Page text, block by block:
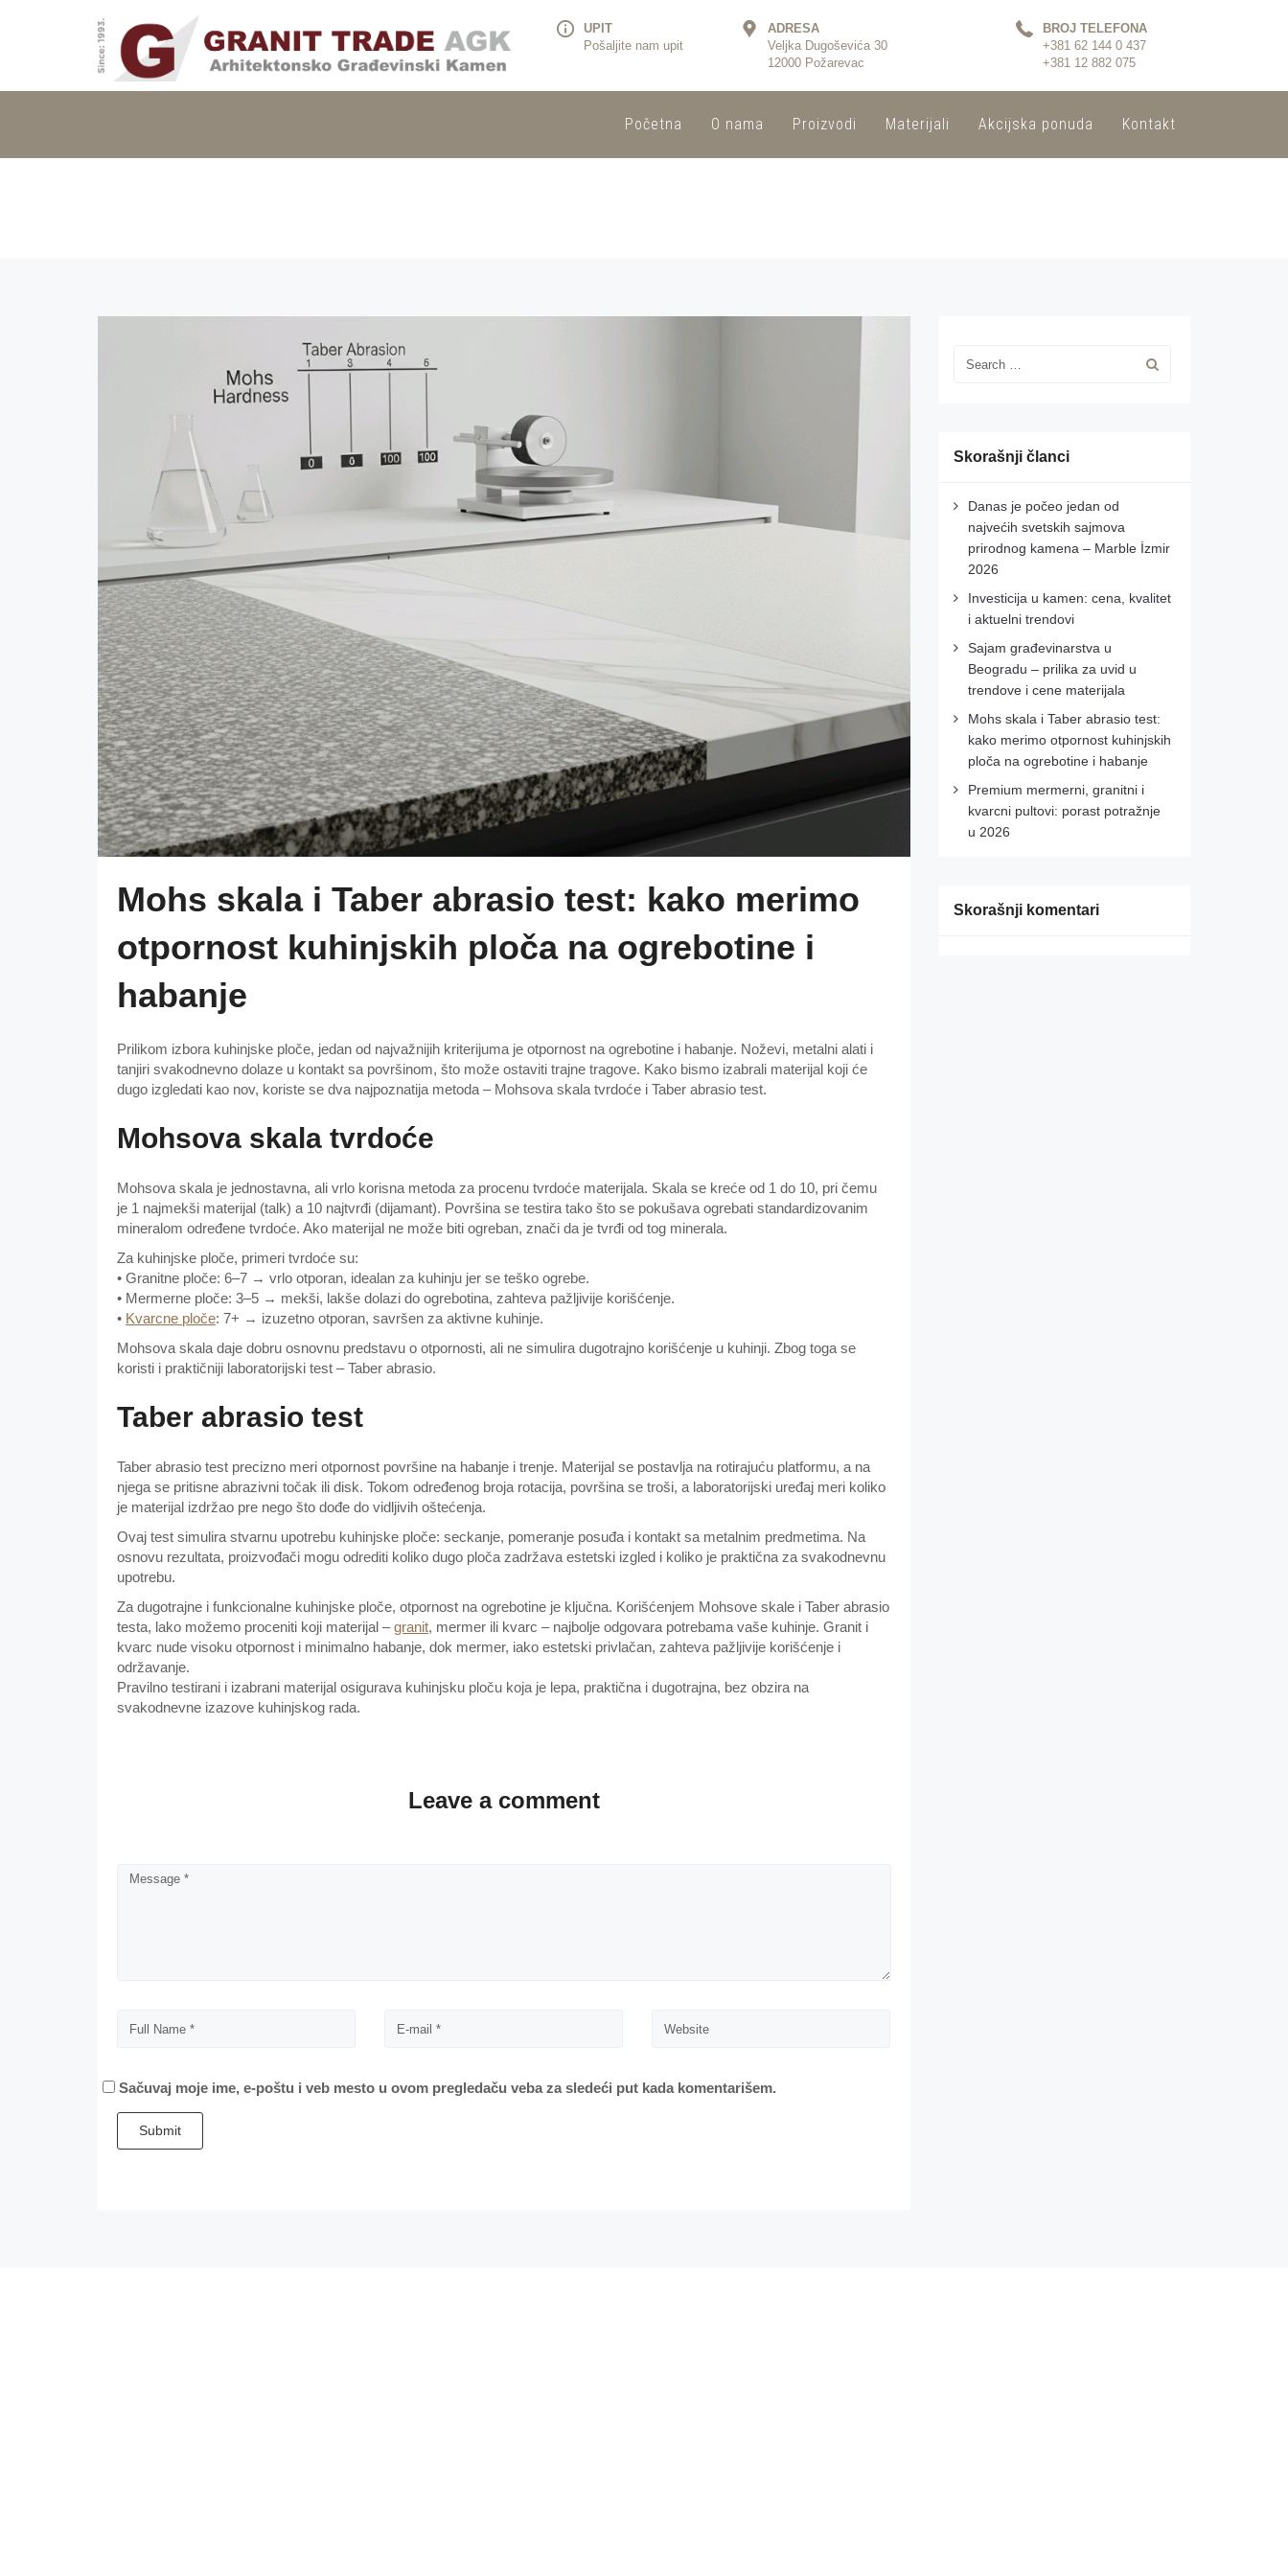
UPIT
Pošaljite nam upit
ADRESA
Veljka Dugoševića 30
12000 Požarevac
BROJ TELEFONA
+381 62 144 0 437
+381 12 882 075
Početna O nama Proizvodi Materijali Akcijska ponuda Kontakt
Mohs skala i Taber abrasio test: kako merimo
otpornost kuhinjskih ploča na ogrebotine i
habanje
Prilikom izbora kuhinjske ploče, jedan od najvažnijih kriterijuma je otpornost na ogrebotine i habanje. Noževi, metalni alati i
tanjiri svakodnevno dolaze u kontakt sa površinom, što može ostaviti trajne tragove. Kako bismo izabrali materijal koji će
dugo izgledati kao nov, koriste se dva najpoznatija metoda – Mohsova skala tvrdoće i Taber abrasio test.
Mohsova skala tvrdoće
Mohsova skala je jednostavna, ali vrlo korisna metoda za procenu tvrdoće materijala. Skala se kreće od 1 do 10, pri čemu
je 1 najmekši materijal (talk) a 10 najtvrđi (dijamant). Površina se testira tako što se pokušava ogrebati standardizovanim
mineralom određene tvrdoće. Ako materijal ne može biti ogreban, znači da je tvrđi od tog minerala.
Za kuhinjske ploče, primeri tvrdoće su:
• Granitne ploče: 6–7 → vrlo otporan, idealan za kuhinju jer se teško ogrebe.
• Mermerne ploče: 3–5 → mekši, lakše dolazi do ogrebotina, zahteva pažljivije korišćenje.
• Kvarcne ploče: 7+ → izuzetno otporan, savršen za aktivne kuhinje.
Mohsova skala daje dobru osnovnu predstavu o otpornosti, ali ne simulira dugotrajno korišćenje u kuhinji. Zbog toga se
koristi i praktičniji laboratorijski test – Taber abrasio.
Taber abrasio test
Taber abrasio test precizno meri otpornost površine na habanje i trenje. Materijal se postavlja na rotirajuću platformu, a na
njega se pritisne abrazivni točak ili disk. Tokom određenog broja rotacija, površina se troši, a laboratorijski uređaj meri koliko
je materijal izdržao pre nego što dođe do vidljivih oštećenja.
Ovaj test simulira stvarnu upotrebu kuhinjske ploče: seckanje, pomeranje posuđa i kontakt sa metalnim predmetima. Na
osnovu rezultata, proizvođači mogu odrediti koliko dugo ploča zadržava estetski izgled i koliko je praktična za svakodnevnu
upotrebu.
Za dugotrajne i funkcionalne kuhinjske ploče, otpornost na ogrebotine je ključna. Korišćenjem Mohsove skale i Taber abrasio
testa, lako možemo proceniti koji materijal –granit, mermer ili kvarc – najbolje odgovara potrebama vaše kuhinje. Granit i
kvarc nude visoku otpornost i minimalno habanje, dok mermer, iako estetski privlačan, zahteva pažljivije korišćenje i
održavanje.
Pravilno testirani i izabrani materijal osigurava kuhinjsku ploču koja je lepa, praktična i dugotrajna, bez obzira na
svakodnevne izazove kuhinjskog rada.
Leave a comment
Sačuvaj moje ime, e-poštu i veb mesto u ovom pregledaču veba za sledeći put kada komentarišem.
Submit
Skorašnji članci
Danas je počeo jedan od
najvećih svetskih sajmova
prirodnog kamena – Marble İzmir
2026
Investicija u kamen: cena, kvalitet
i aktuelni trendovi
Sajam građevinarstva u
Beogradu – prilika za uvid u
trendove i cene materijala
Mohs skala i Taber abrasio test:
kako merimo otpornost kuhinjskih
ploča na ogrebotine i habanje
Premium mermerni, granitni i
kvarcni pultovi: porast potražnje
u 2026
Skorašnji komentari